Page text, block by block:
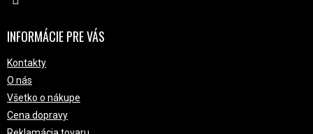
INFORMÁCIE PRE VÁS
Kontakty
O nás
Všetko o nákupe
Cena dopravy